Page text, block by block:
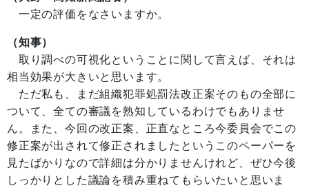
一定の評価をなさいますか。
（知事）
取り調べの可視化ということに関して言えば、それは
相当効果が大きいと思います。
ただ私も、まだ組織犯罪処罰法改正案そのもの全部に
ついて、全ての審議を熟知しているわけでもありませ
ん。また、今回の改正案、正直なところ今委員会でこの
修正案が出されて修正されましたというこのペーパーを
見たばかりなので詳細は分かりませんけれど、ぜひ今後
しっかりとした議論を積み重ねてもらいたいと思いま